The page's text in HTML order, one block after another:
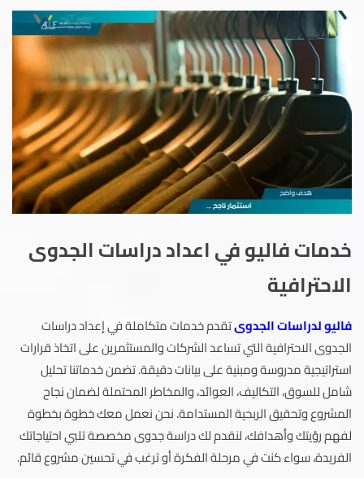
خدمات فاليو في اعداد دراسات الجدوى
الاحترافية
فاليو لدراسات الجدوىتقدم خدمات متكاملة في إعداد دراسات
الجدوى الاحترافية التي تساعد الشركات والمستثمرين على اتخاذ قرارات
استراتيجية مدروسة ومبنية على بيانات دقيقة. تضمن خدماتنا تحليل
شامل للسوق، التكاليف، العوائد، والمخاطر المحتملة لضمان نجاح
المشروع وتحقيق الربحية المستدامة. نحن نعمل معك خطوة بخطوة
لفهم رؤيتك وأهدافك، لنقدم لك دراسة جدوى مخصصة تلبي احتياجاتك
الفريدة، سواء كنت في مرحلة الفكرة أو ترغب في تحسين مشروع قائم.